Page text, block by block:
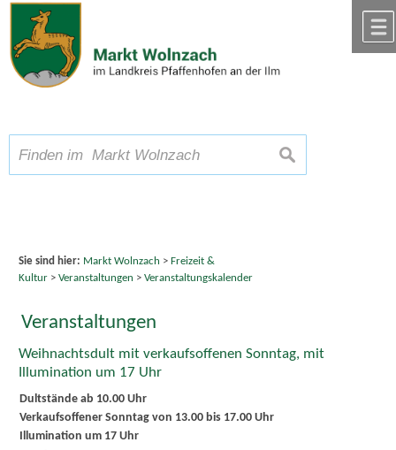
Zum Inhalt,zur Navigation
Schriftgröße A A A suchen
Sie sind hier: Markt Wolnzach > Freizeit &
Kultur> Veranstaltungen > Veranstaltungskalender
Veranstaltungen
Weihnachtsdult mit verkaufsoffenen Sonntag, mit
Illumination um 17 Uhr
Dultstände ab 10.00 Uhr
Verkaufsoffener Sonntag von 13.00 bis 17.00 Uhr
Illumination um 17 Uhr